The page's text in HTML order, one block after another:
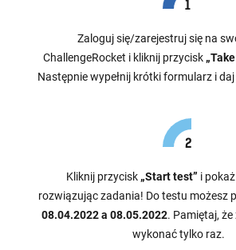
Zaloguj się/zarejestruj się na
ChallengeRocket i kliknij przycisk
Następnie wypełnij krótki formularz i
Kliknij przycisk „Start test” i
rozwiązując zadania! Do testu możesz
08.04.2022 a 08.05.2022. Pamiętaj,
wykonać tylko raz.